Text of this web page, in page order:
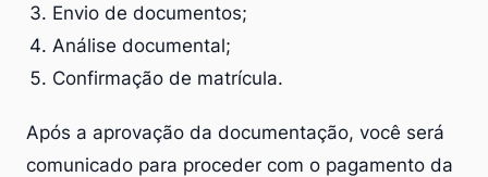
Envio de documentos;
Análise documental;
Confirmação de matrícula.
Após a aprovação da documentação, você será
comunicado para proceder com o pagamento da